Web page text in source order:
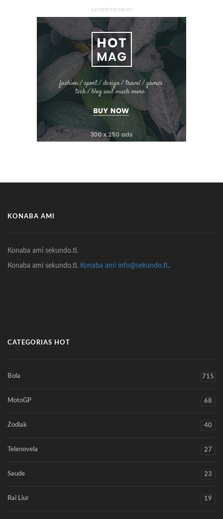
ADVERTISEMENT
KONABA AMI
Konaba ami sekundo.tl.
Konaba ami sekundo.tl. Konaba ami info@sekundo.tl..
CATEGORIAS HOT
Bola 715
MotoGP 68
Zodiak 40
Telenovela 27
Saude 23
Rai Liur 19